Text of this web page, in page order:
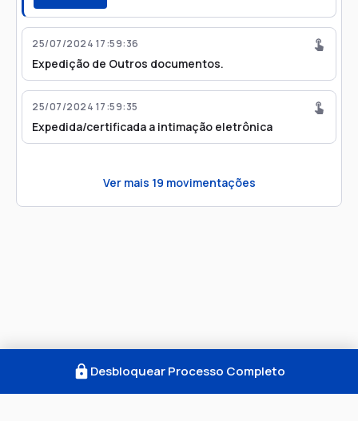
25/07/2024 17:59:36
Expedição de Outros documentos.
25/07/2024 17:59:35
Expedida/certificada a intimação eletrônica
Ver mais 19 movimentações
Desbloquear Processo Completo